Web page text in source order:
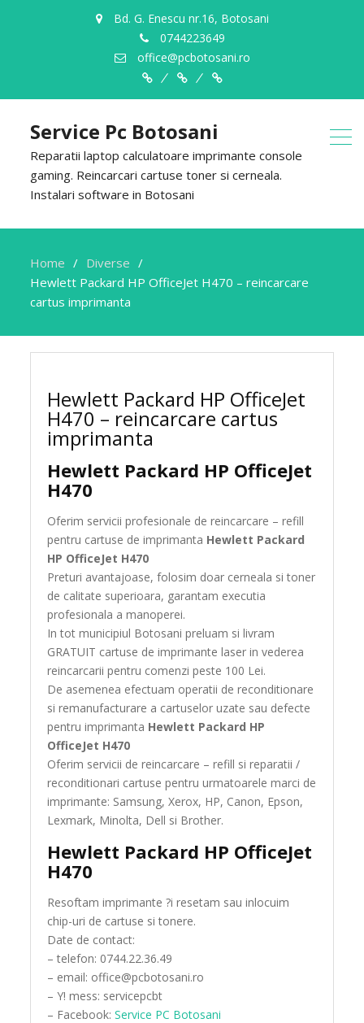
Bd. G. Enescu nr.16, Botosani
0744223649
office@pcbotosani.ro
Despre
Noi
ServiciiContact
Service Pc Botosani
Reparatii laptop calculatoare imprimante console
gaming. Reincarcari cartuse toner si cerneala.
Instalari software in Botosani
Home
Diverse
Hewlett Packard HP OfficeJet H470 – reincarcare
cartus imprimanta
Hewlett Packard HP OfficeJet
H470 – reincarcare cartus
imprimanta
Hewlett Packard HP OfficeJet
H470
Oferim servicii profesionale de reincarcare – refill
pentru cartuse de imprimanta Hewlett Packard
HP OfficeJet H470
Preturi avantajoase, folosim doar cerneala si toner
de calitate superioara, garantam executia
profesionala a manoperei.
In tot municipiul Botosani preluam si livram
GRATUIT cartuse de imprimante laser in vederea
reincarcarii pentru comenzi peste 100 Lei.
De asemenea efectuam operatii de reconditionare
si remanufacturare a cartuselor uzate sau defecte
pentru imprimanta Hewlett Packard HP
OfficeJet H470
Oferim servicii de reincarcare – refill si reparatii /
reconditionari cartuse pentru urmatoarele marci de
imprimante: Samsung, Xerox, HP, Canon, Epson,
Lexmark, Minolta, Dell si Brother.
Hewlett Packard HP OfficeJet
H470
Resoftam imprimante ?i resetam sau inlocuim
chip-uri de cartuse si tonere.
Date de contact:
– telefon: 0744.22.36.49
– email: office@pcbotosani.ro
– Y! mess: servicepcbt
– Facebook:Service PC Botosani